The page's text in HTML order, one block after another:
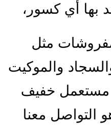
بها أي كسور،
مثل
والموكيت
مستعمل خفيف
التواصل معنا